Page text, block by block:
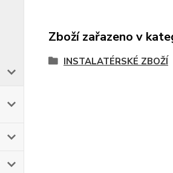
Zboží zařazeno v
INSTALATÉRSKÉ ZBOŽÍ